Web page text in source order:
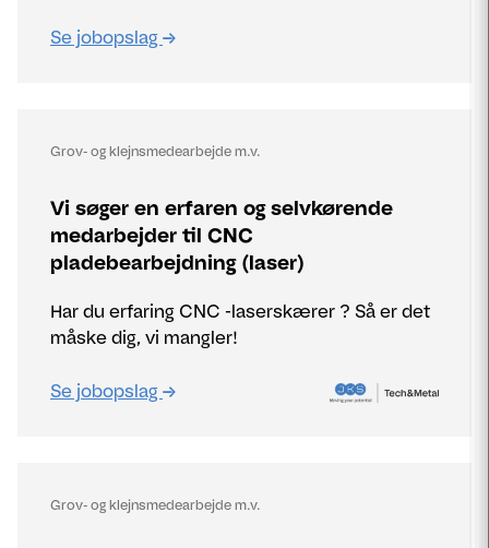
Se jobopslag
Grov- og klejnsmedearbejde m.v.
Vi søger en erfaren og selvkørende
medarbejder til CNC
pladebearbejdning (laser)
Har du erfaring CNC -laserskærer ? Så er det
måske dig, vi mangler!
Se jobopslag
Grov- og klejnsmedearbejde m.v.